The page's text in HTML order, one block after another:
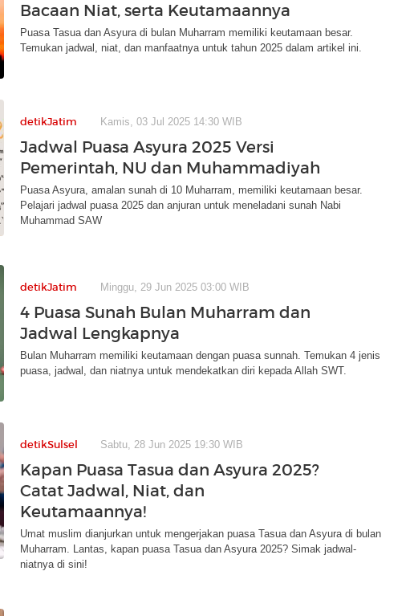
Bacaan Niat, serta Keutamaannya
Puasa Tasua dan Asyura di bulan Muharram memiliki keutamaan besar.
Temukan jadwal, niat, dan manfaatnya untuk tahun 2025 dalam artikel ini.
detikJatim Kamis, 03 Jul 2025 14:30 WIB
Jadwal Puasa Asyura 2025 Versi
Pemerintah, NU dan Muhammadiyah
Puasa Asyura, amalan sunah di 10 Muharram, memiliki keutamaan besar.
Pelajari jadwal puasa 2025 dan anjuran untuk meneladani sunah Nabi
Muhammad SAW
detikJatim Minggu, 29 Jun 2025 03:00 WIB
4 Puasa Sunah Bulan Muharram dan
Jadwal Lengkapnya
Bulan Muharram memiliki keutamaan dengan puasa sunnah. Temukan 4 jenis
puasa, jadwal, dan niatnya untuk mendekatkan diri kepada Allah SWT.
detikSulsel Sabtu, 28 Jun 2025 19:30 WIB
Kapan Puasa Tasua dan Asyura 2025?
Catat Jadwal, Niat, dan
Keutamaannya!
Umat muslim dianjurkan untuk mengerjakan puasa Tasua dan Asyura di bulan
Muharram. Lantas, kapan puasa Tasua dan Asyura 2025? Simak jadwal-
niatnya di sini!